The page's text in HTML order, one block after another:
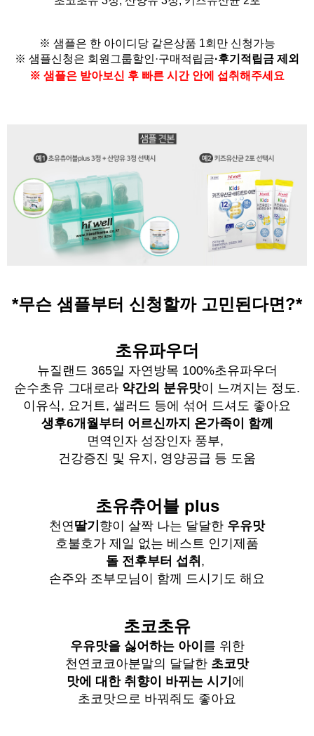
※ 샘플은 한 아이디당 같은상품 1회만 신청가능
※ 샘플신청은 회원그룹할인·구매적립금·후기적립금 제외
※ 샘플은 받아보신 후 빠른 시간 안에 섭취해주세요
*무슨 샘플부터 신청할까 고민된다면?*
초유파우더
뉴질랜드 365일 자연방목 100%초유파우더
순수초유 그대로라 약간의 분유맛이 느껴지는 정도.
이유식, 요거트, 샐러드 등에 섞어 드셔도 좋아요
생후6개월부터 어르신까지 온가족이 함께
면역인자 성장인자 풍부,
건강증진 및 유지, 영양공급 등 도움
초유츄어블 plus
천연딸기 향이 살짝 나는 달달한 우유맛
호불호가 제일 없는 베스트 인기제품
돌 전후부터 섭취 ,
손주와 조부모님이 함께 드시기도 해요
초코초유
우유맛을 싫어하는 아이 를 위한
천연코코아분말의 달달한 초코맛
맛에 대한 취향이 바뀌는 시기 에
초코맛으로 바꿔줘도 좋아요